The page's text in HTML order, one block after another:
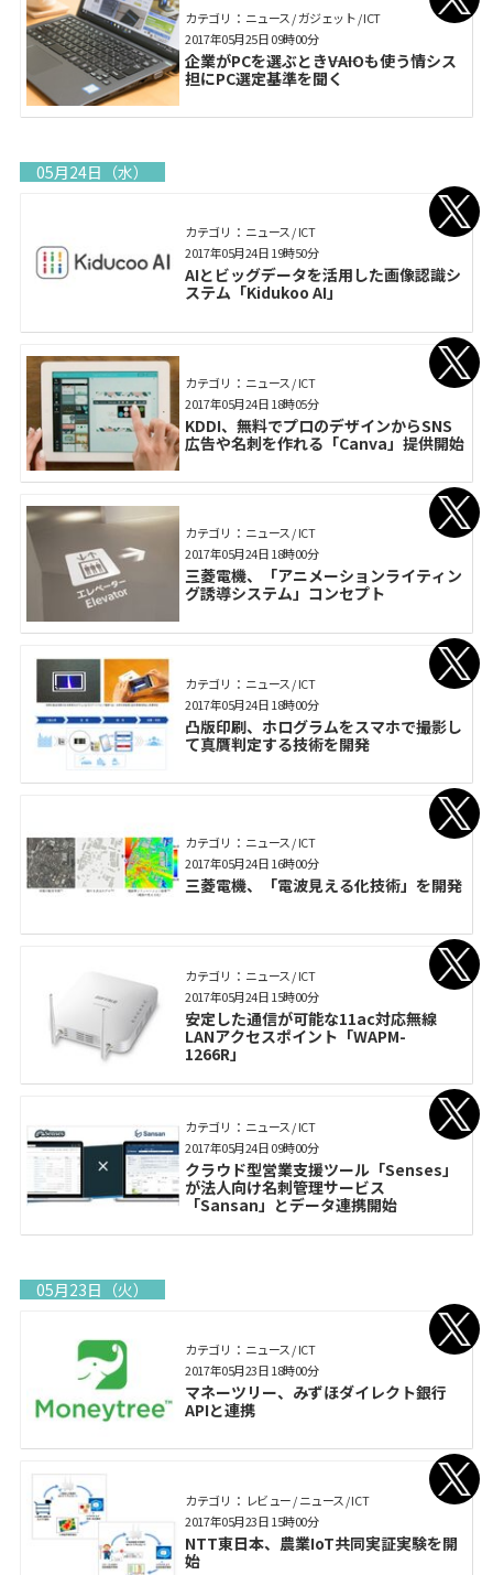
カテゴリ： ニュース / ガジェット / ICT
企業がPCを選ぶとき――VAIOも使う情シス
担にPC選定基準を聞く
2017年05月25日 09時00分
05月24日（水）
カテゴリ： ニュース / ICT
AIとビッグデータを活用した画像認識シ
ステム「Kidukoo AI」
2017年05月24日 19時50分
カテゴリ： ニュース / ICT
KDDI、無料でプロのデザインからSNS
広告や名刺を作れる「Canva」提供開始
2017年05月24日 18時05分
カテゴリ： ニュース / ICT
三菱電機、「アニメーションライティン
グ誘導システム」コンセプト
2017年05月24日 18時00分
カテゴリ： ニュース / ICT
凸版印刷、ホログラムをスマホで撮影し
て真贋判定する技術を開発
2017年05月24日 18時00分
カテゴリ： ニュース / ICT
三菱電機、「電波見える化技術」を開発
2017年05月24日 16時00分
カテゴリ： ニュース / ICT
安定した通信が可能な11ac対応無線
LANアクセスポイント「WAPM-
1266R」
2017年05月24日 15時00分
カテゴリ： ニュース / ICT
クラウド型営業支援ツール「Senses」
が法人向け名刺管理サービス
「Sansan」とデータ連携開始
2017年05月24日 09時00分
05月23日（火）
カテゴリ： ニュース / ICT
マネーツリー、みずほダイレクト銀行
APIと連携
2017年05月23日 18時00分
カテゴリ： レビュー / ニュース / ICT
NTT東日本、農業IoT共同実証実験を開
始
2017年05月23日 15時00分